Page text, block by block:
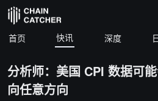
首页 快讯 深度
分析师：美国 CPI 数据可
向任意方向